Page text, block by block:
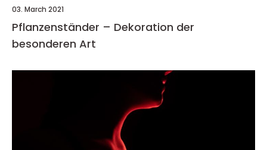
03. March 2021
Pflanzenständer – Dekoration der
besonderen Art